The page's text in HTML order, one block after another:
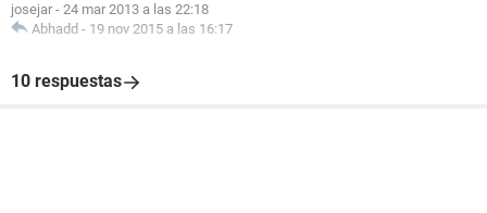
josejar - 24 mar 2013 a las 22:18
Abhadd - 19 nov 2015 a las 16:17
10 respuestas